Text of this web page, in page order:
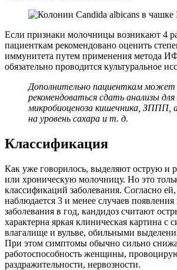
Если признаки молочницы возникают 4
пациенткам рекомендовано оценить
иммунитета путем применения метода
обязательно проводится культуральное
Дополнительно пациенткам может
рекомендоваться сдать анализы для
микробиоценоза кишечника, ЗППП,
на уровень сахара и т. д.
Классификация
Как уже говорилось, выделяют острую
или хроническую молочницу. Но это
классификаций заболевания. Согласно
наблюдается 3 и менее случаев появления
заболевания в год, кандидоз считают
характерна яркая клиническая картина с
влагалище и вульве, обильными
При этом симптомы обычно сильно
работоспособность женщины,
раздражительности, нервозности.